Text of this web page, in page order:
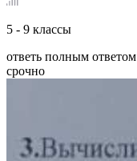
5 - 9 классы
ответь полным
срочно​